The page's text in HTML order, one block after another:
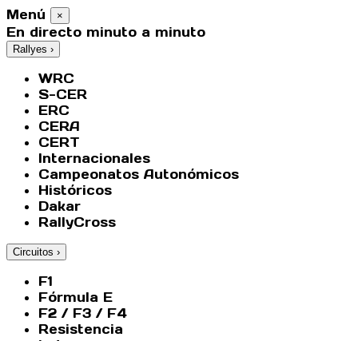
Menú ×
En directo minuto a minuto
Rallyes ›
WRC
S-CER
ERC
CERA
CERT
Internacionales
Campeonatos Autonómicos
Históricos
Dakar
RallyCross
Circuitos ›
F1
Fórmula E
F2 / F3 / F4
Resistencia